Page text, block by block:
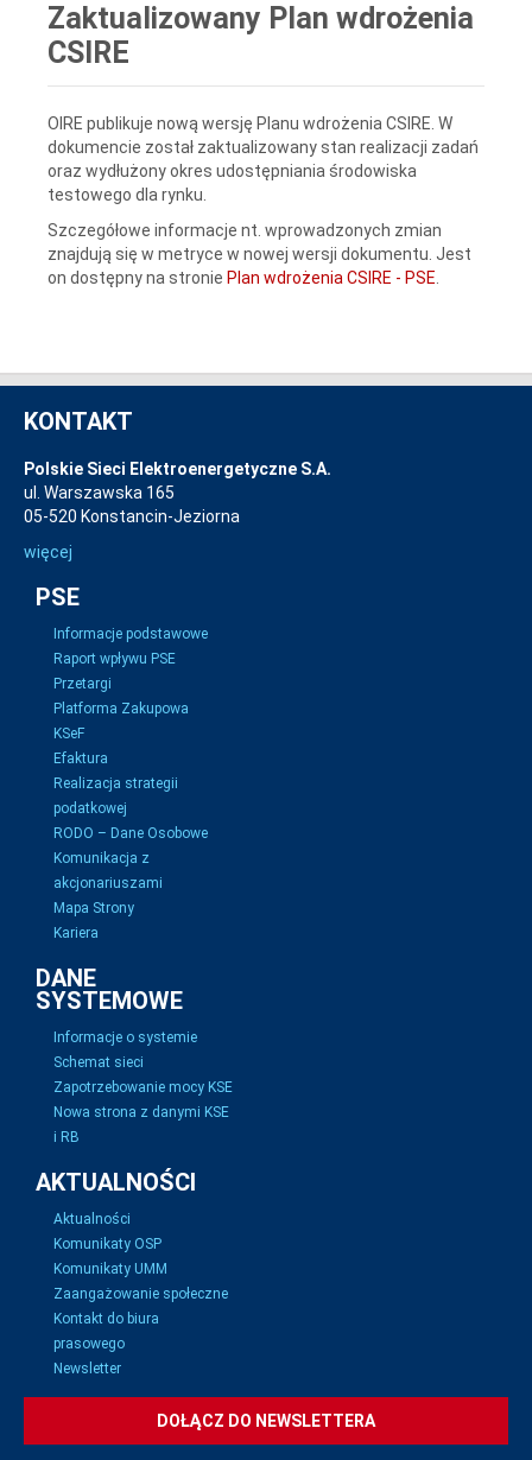
Zaktualizowany Plan wdrożenia
CSIRE
OIRE publikuje nową wersję Planu wdrożenia CSIRE. W
dokumencie został zaktualizowany stan realizacji zadań
oraz wydłużony okres udostępniania środowiska
testowego dla rynku.
Szczegółowe informacje nt. wprowadzonych zmian
znajdują się w metryce w nowej wersji dokumentu. Jest
on dostępny na stronie Plan wdrożenia CSIRE - PSE
KONTAKT
Polskie Sieci Elektroenergetyczne S.A.
ul. Warszawska 165
05-520 Konstancin-Jeziorna
więcej
PSE
Informacje podstawowe
Raport wpływu PSE
Przetargi
Platforma Zakupowa
KSeF
Efaktura
Realizacja strategii
podatkowej
RODO – Dane Osobowe
Komunikacja z
akcjonariuszami
Mapa Strony
Kariera
DANE
SYSTEMOWE
Informacje o systemie
Schemat sieci
Zapotrzebowanie mocy KSE
Nowa strona z danymi KSE
i RB
AKTUALNOŚCI
Aktualności
Komunikaty OSP
Komunikaty UMM
Zaangażowanie społeczne
Kontakt do biura
prasowego
Newsletter
DOŁĄCZ DO NEWSLETTERA